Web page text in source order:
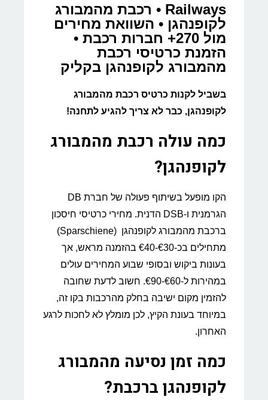
Railways • רכבת מהמבורג
לקופנהגן • השוואת מחירים
מול 270+ חברות רכבת •
הזמנת כרטיסי רכבת
מהמבורג לקופנהגן בקליק
בשביל לקנות כרטיס רכבת מהמבורג
לקופנהגן, כבר לא צריך להגיע לתחנה!
כמה עולה רכבת מהמבורג
לקופנהגן?
הקו מופעל בשיתוף פעולה של חברת DB
הגרמנית ו-DSB הדנית. מחירי כרטיסי חיסכון
ברכבת מהמבורג לקופנהגן (Sparschiene)
מתחילים בכ-€30-€40 בהזמנה מראש, אך
בעונות ביקוש ובסופי שבוע המחירים עולים
במהירות ל-€60-€90. חשוב לדעת שחובה
להזמין מקום ישיבה בחלק מהרכבות בקו זה,
במיוחד בעונת הקיץ, לכן מומלץ לא לחכות לרגע
האחרון.
כמה זמן נסיעה מהמבורג
לקופנהגן ברכבת?